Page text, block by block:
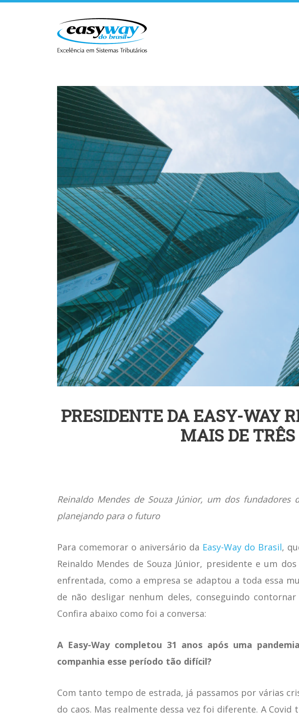
PRESIDENTE DA EASY-WAY
MAIS DE TRÊS
Reinaldo Mendes de Souza Júnior, um dos
planejando para o futuro
Para comemorar o aniversário da Easy-Way do Brasil,
Reinaldo Mendes de Souza Júnior, presidente e um
enfrentada, como a empresa se adaptou a toda essa
de não desligar nenhum deles, conseguindo
Confira abaixo como foi a conversa:
A Easy-Way completou 31 anos após uma
companhia esse período tão difícil?
Com tanto tempo de estrada, já passamos por várias
do caos. Mas realmente dessa vez foi diferente. A